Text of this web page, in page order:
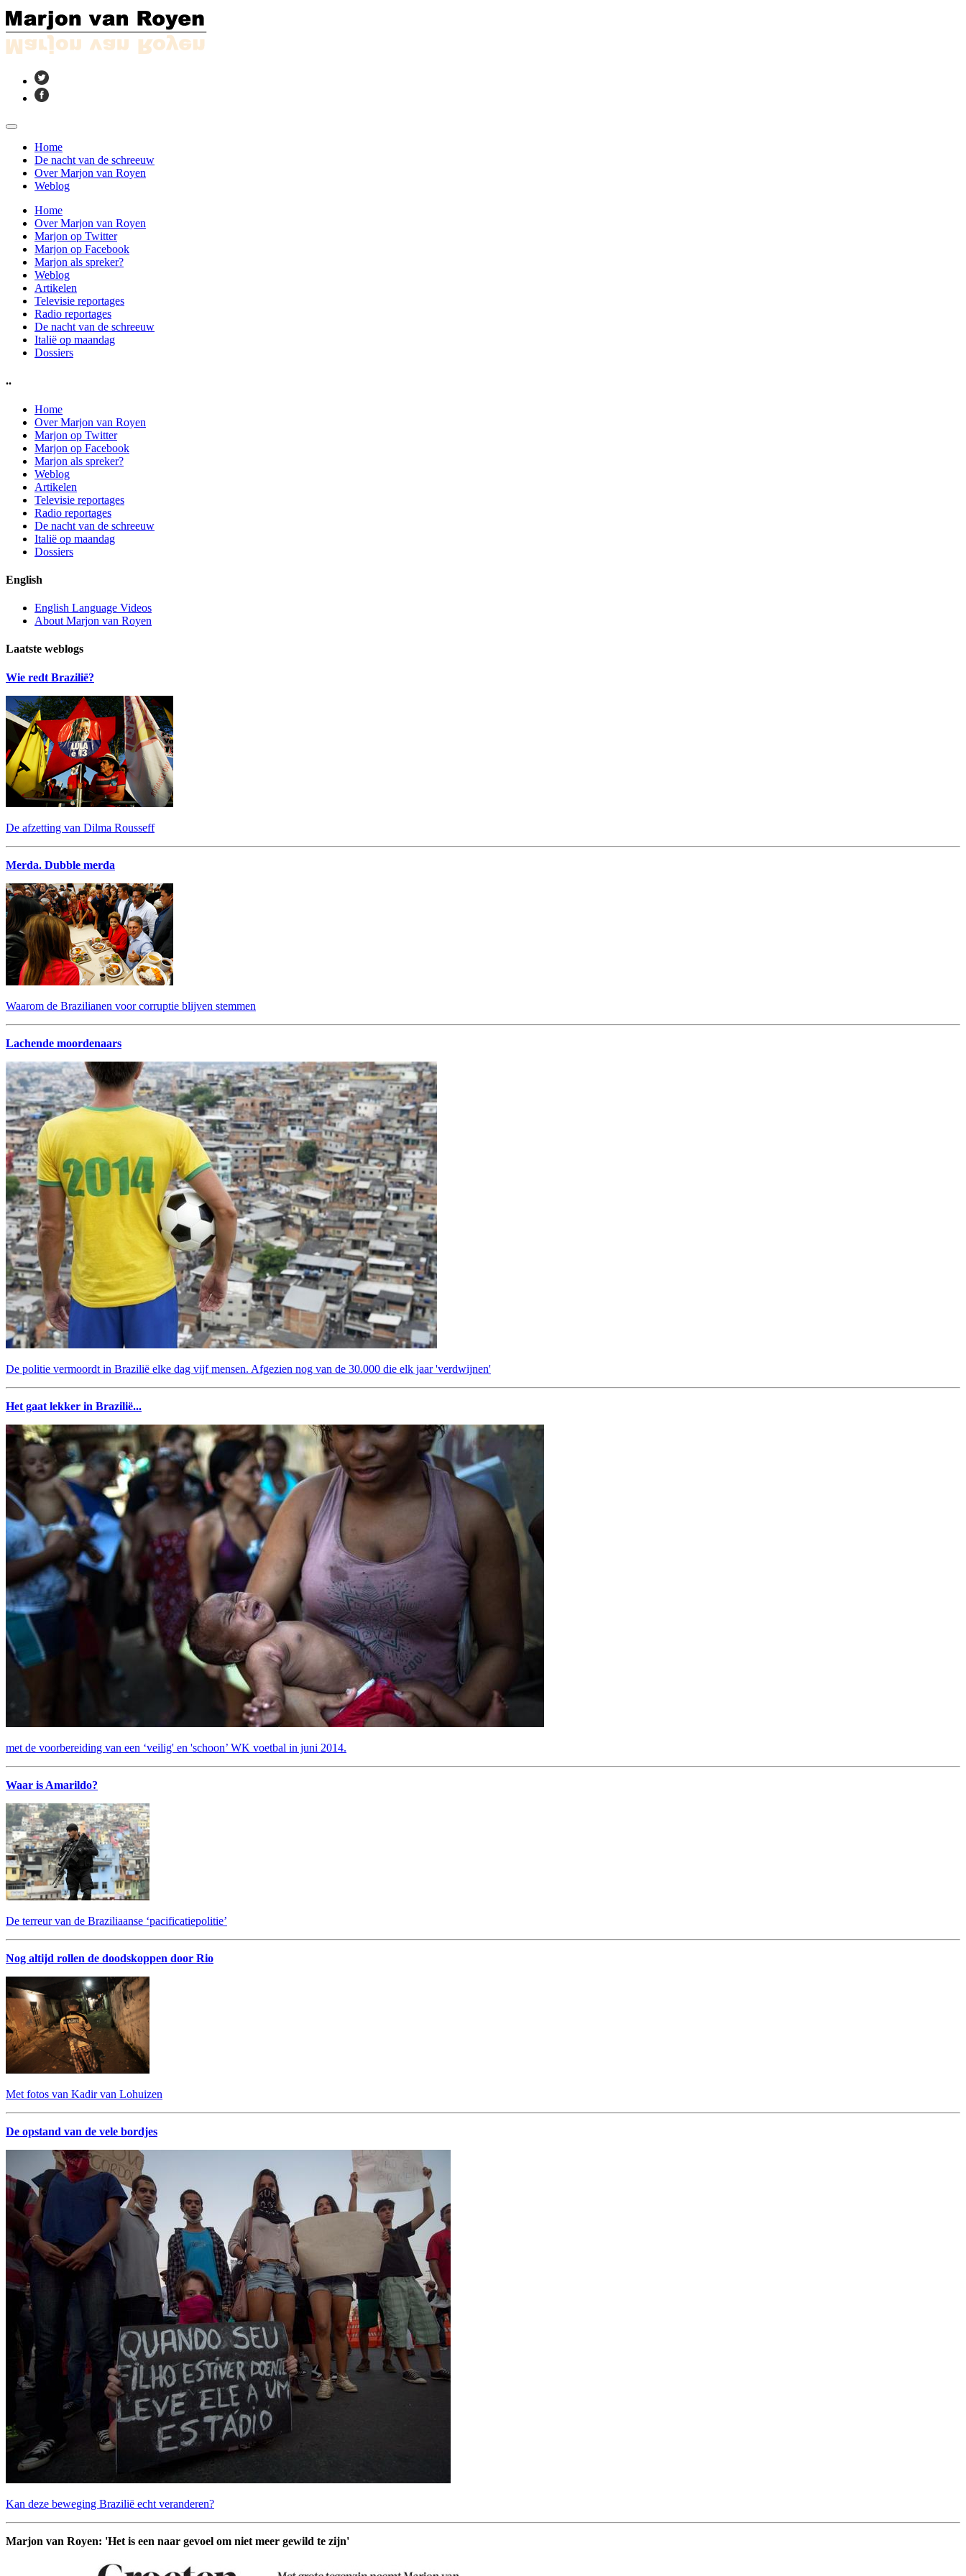
Home
De nacht van de schreeuw
Over Marjon van Royen
Weblog
Home
Over Marjon van Royen
Marjon op Twitter
Marjon op Facebook
Marjon als spreker?
Weblog
Artikelen
Televisie reportages
Radio reportages
De nacht van de schreeuw
Italië op maandag
Dossiers
..
Home
Over Marjon van Royen
Marjon op Twitter
Marjon op Facebook
Marjon als spreker?
Weblog
Artikelen
Televisie reportages
Radio reportages
De nacht van de schreeuw
Italië op maandag
Dossiers
English
English Language Videos
About Marjon van Royen
Laatste weblogs
Wie redt Brazilië?
De afzetting van Dilma Rousseff
Merda. Dubble merda
Waarom de Brazilianen voor corruptie blijven stemmen
Lachende moordenaars
De politie vermoordt in Brazilië elke dag vijf mensen. Afgezien nog van de 30.000 die elk jaar 'verdwijnen'
Het gaat lekker in Brazilië...
met de voorbereiding van een ‘veilig' en 'schoon’ WK voetbal in juni 2014.
Waar is Amarildo?
De terreur van de Braziliaanse ‘pacificatiepolitie’
Nog altijd rollen de doodskoppen door Rio
Met fotos van Kadir van Lohuizen
De opstand van de vele bordjes
Kan deze beweging Brazilië echt veranderen?
Marjon van Royen: 'Het is een naar gevoel om niet meer gewild te zijn'